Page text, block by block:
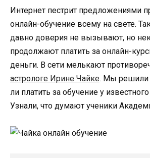
Интернет пестрит предложениями
онлайн-обучение всему на свете.
давно доверия не вызывают, но
продолжают платить за онлайн-
деньги. В сети мелькают
астрологе Ирине Чайке. Мы решили
ли платить за обучение у известного
Узнали, что думают ученики